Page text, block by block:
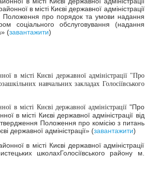
в місті Києві державної адміністрації
про порядок та умови надання
соціального обслуговування (надання
(завантажити)
в місті Києві державної адміністрації "Про
навчальних закладах Голосіївського
в місті Києві державної адміністрації"Про
в місті Києві державної адміністрації від
Положення про комісію з питань
державної адміністрації» (завантажити)
в місті Києві державної адміністрації
школахГолосіївського району м.